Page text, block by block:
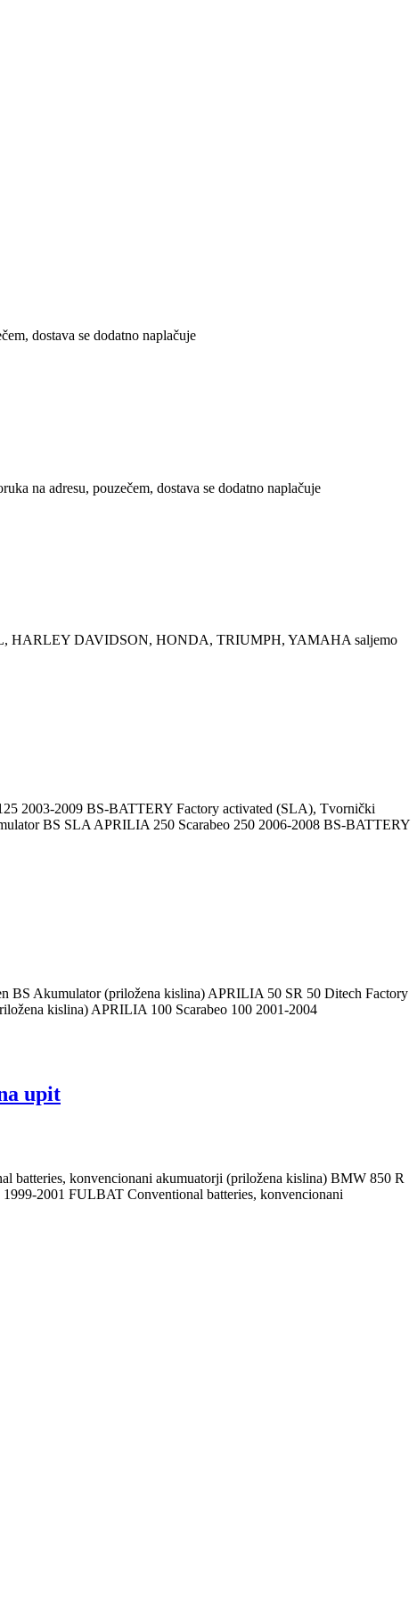
dostava se dodatno naplačuje
na adresu, pouzečem, dostava se dodatno naplačuje
DAVIDSON, HONDA, TRIUMPH, YAMAHA saljemo
2009 BS-BATTERY Factory activated (SLA), Tvornički
BS SLA APRILIA 250 Scarabeo 250 2006-2008 BS-BATTERY
Akumulator (priložena kislina) APRILIA 50 SR 50 Ditech Factory
kislina) APRILIA 100 Scarabeo 100 2001-2004
upit
konvencionani akumuatorji (priložena kislina) BMW 850 R
2001 FULBAT Conventional batteries, konvencionani